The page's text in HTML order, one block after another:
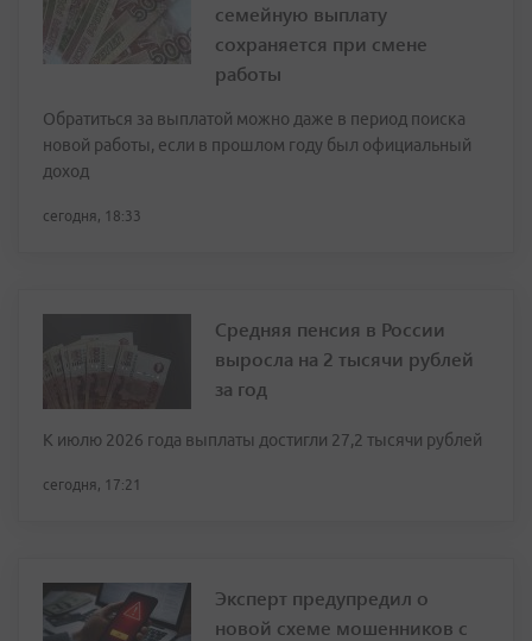
семейную выплату
сохраняется при смене
работы
Обратиться за выплатой можно даже в период поиска
новой работы, если в прошлом году был официальный
доход
сегодня, 18:33
Средняя пенсия в России
выросла на 2 тысячи рублей
за год
К июлю 2026 года выплаты достигли 27,2 тысячи рублей
сегодня, 17:21
Эксперт предупредил о
новой схеме мошенников с